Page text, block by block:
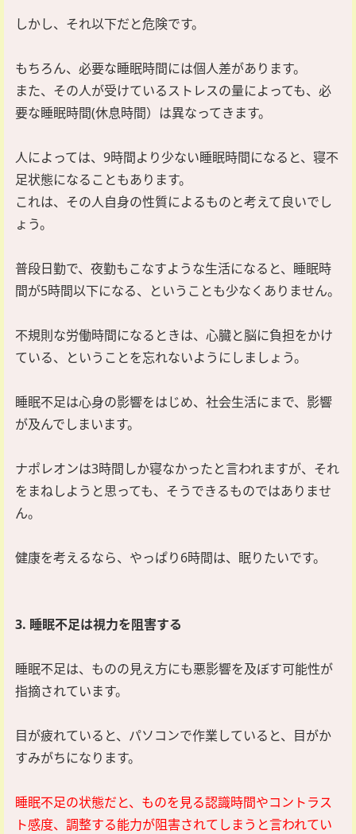
しかし、それ以下だと危険です。
もちろん、必要な睡眠時間には個人差があります。
また、その人が受けているストレスの量によっても、必
要な睡眠時間(休息時間）は異なってきます。
人によっては、9時間より少ない睡眠時間になると、寝不
足状態になることもあります。
これは、その人自身の性質によるものと考えて良いでし
ょう。
普段日勤で、夜勤もこなすような生活になると、睡眠時
間が5時間以下になる、ということも少なくありません。
不規則な労働時間になるときは、心臓と脳に負担をかけ
ている、ということを忘れないようにしましょう。
睡眠不足は心身の影響をはじめ、社会生活にまで、影響
が及んでしまいます。
ナポレオンは3時間しか寝なかったと言われますが、それ
をまねしようと思っても、そうできるものではありませ
ん。
健康を考えるなら、やっぱり6時間は、眠りたいです。
3. 睡眠不足は視力を阻害する
睡眠不足は、ものの見え方にも悪影響を及ぼす可能性が
指摘されています。
目が疲れていると、パソコンで作業していると、目がか
すみがちになります。
睡眠不足の状態だと、ものを見る認識時間やコントラス
ト感度、調整する能力が阻害されてしまうと言われてい